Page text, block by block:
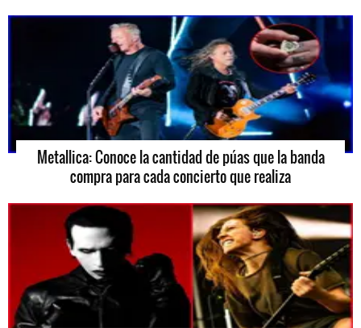
Metallica: Conoce la cantidad de púas que la banda
compra para cada concierto que realiza